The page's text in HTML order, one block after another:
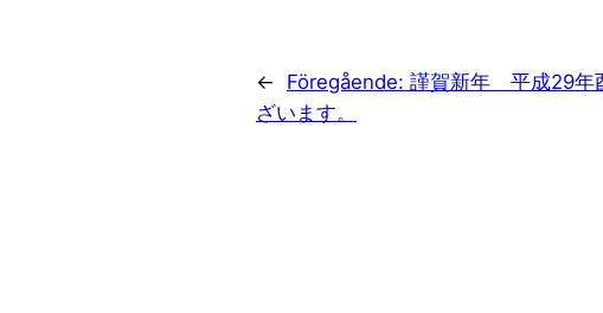
← Föregående: 謹賀新年 平成29年
ざいます。